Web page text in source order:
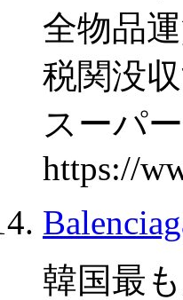
全物品
税関没
スーパ
https://
韓国最